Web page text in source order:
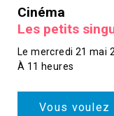
Cinéma
Les petits
Le mercredi 21 mai
À 11 heures
Vous